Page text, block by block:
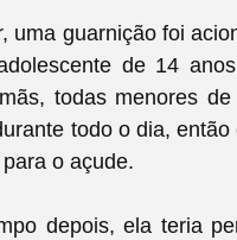
uma guarnição foi
de 14
todas menores
todo o dia,
o açude.
depois, ela teria